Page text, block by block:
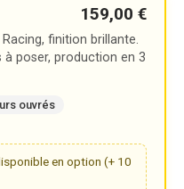
159,00 €
finition brillante.
à poser, production en 3
ouvrés
en option (+ 10